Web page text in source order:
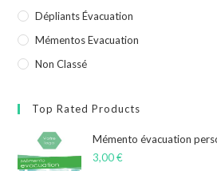
Dépliants Évacuation
Mémentos Evacuation
Non Classé
Top Rated Products
Mémento évacuation
3,00€